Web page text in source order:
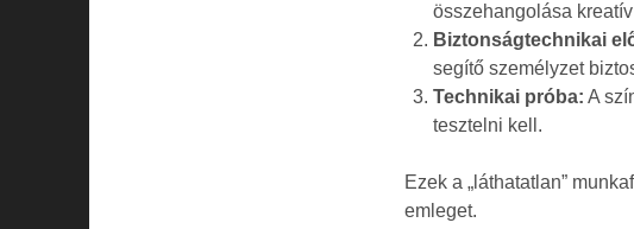
összehangolása
Biztonságtechnikai
segítő személyzet
Technikai próba: A
tesztelni kell.
Ezek a „láthatatlan”
emleget.